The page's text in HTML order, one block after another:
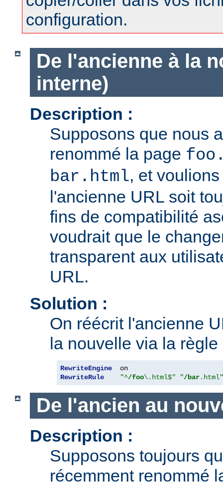
configuration.
De l'ancienne à la
interne)
Description :
Supposons que nous
renommé la page
bar.html, et
l'ancienne URL soit
fins de compatibilité
voudrait que le
transparent aux
URL.
Solution :
On réécrit l'ancienne
la nouvelle via la règle
RewriteEngine
RewriteRule
"^/foo\.html$" "/bar.html"
De l'ancien au
Description :
Supposons toujours
récemment renommé